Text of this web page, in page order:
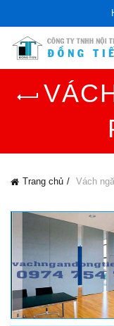
Trang chủ Vách